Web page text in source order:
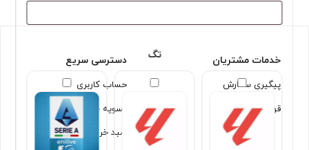
تگ خدمات مشتریان
پیگیری سفارش
قوانین و شرایط
دسترسی سریع
حساب کاربری
تسویه حساب
سبد خرید